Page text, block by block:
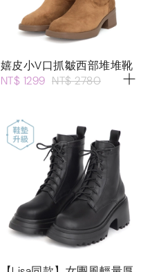
嬉皮小V口抓皺西部堆堆靴
NT$ 1299 NT$ 2780